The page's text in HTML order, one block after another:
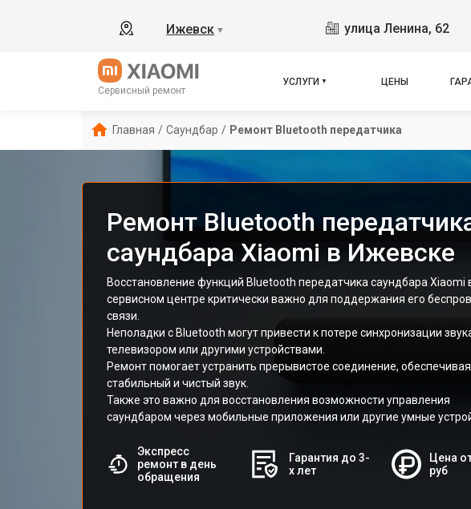
Ижевск ▼ улица Ленина, 62
Сервисный ремонт
УСЛУГИ ЦЕНЫ
Главная / Саундбар / Ремонт Bluetooth передатчика
Ремонт Bluetooth
саундбара Xiaomi в Ижевске
Восстановление функций Bluetooth передатчика саундбара Xiaomi
сервисном центре критически важно для поддержания его
связи.
Неполадки с Bluetooth могут привести к потере синхронизации
телевизором или другими устройствами.
Ремонт помогает устранить прерывистое соединение, обеспечивая
стабильный и чистый звук.
Также это важно для восстановления возможности управления
саундбаром через мобильные приложения или другие умные
Экспресс
ремонт в день
обращения
Гарантия до 3-
х лет
Цена
руб